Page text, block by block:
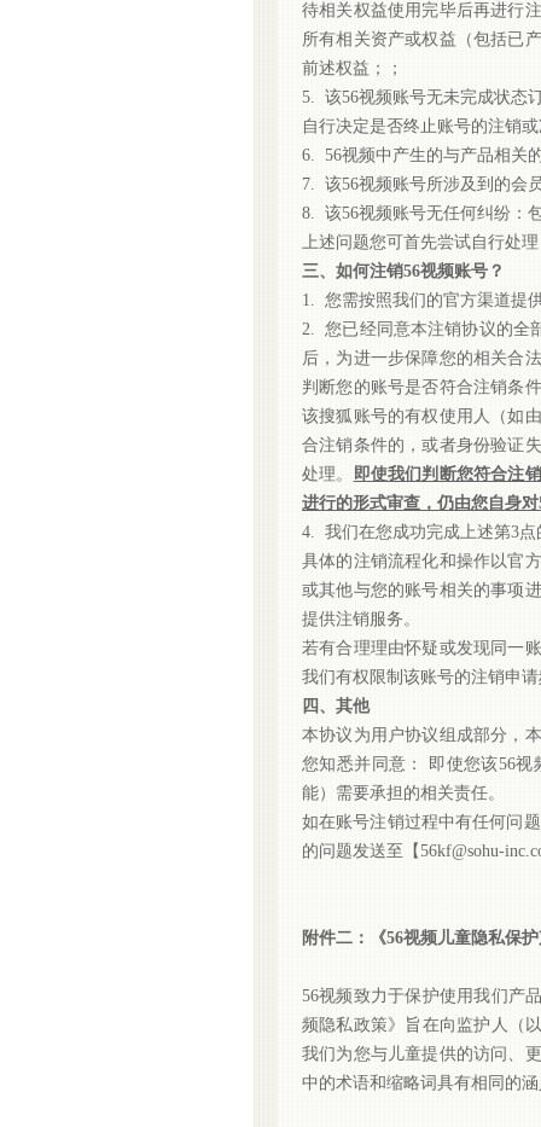
待相关权益使用完毕后再进行
所有相关资产或权益（包括已
前述权益；；
5. 该56视频账号无未完成状态
自行决定是否终止账号的注销
6. 56视频中产生的与产品相关
7. 该56视频账号所涉及到的会
8. 该56视频账号无任何纠纷：
上述问题您可首先尝试自行处
三、如何注销56视频账号？
1. 您需按照我们的官方渠道提
2. 您已经同意本注销协议的全
后，为进一步保障您的相关合
判断您的账号是否符合注销条
该搜狐账号的有权使用人（如
合注销条件的，或者身份验证
处理。 即使我们判断您符合注
进行的形式审查，仍由您自身
4. 我们在您成功完成上述第3点
具体的注销流程化和操作以官
或其他与您的账号相关的事项
提供注销服务。
若有合理理由怀疑或发现同一
我们有权限制该账号的注销申
四、其他
本协议为用户协议组成部分，
您知悉并同意：
即使您该56视
能）需要承担的相关责任。
如在账号注销过程中有任何问
的问题发送至【56kf@sohu-
附件二：《56视频儿童隐私保
56视频致力于保护使用我们产
频隐私政策》旨在向监护人（
我们为您与儿童提供的访问、
中的术语和缩略词具有相同的